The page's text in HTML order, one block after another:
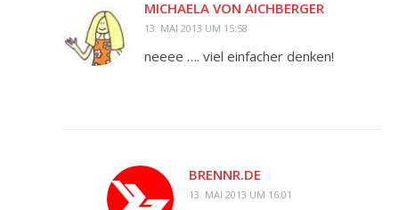
MICHAELA VON AICHBERGER
13. MAI 2013 UM 15:58
neeee …. viel einfacher denken!
BRENNR.DE
13. MAI 2013 UM 16:01